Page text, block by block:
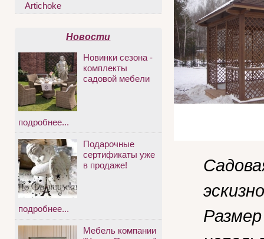
Artichoke
Новости
Новинки сезона -
комплекты
садовой мебели
подробнее...
Подарочные
сертификаты уже
в продаже!
подробнее...
Мебель компании